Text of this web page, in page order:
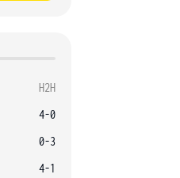
H2H
4-0
0-3
4-1